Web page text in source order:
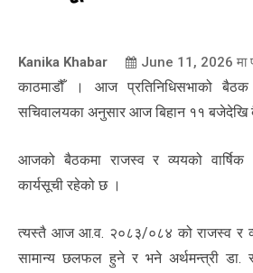
Kanika Khabar June 11, 2026 मा
काठमाडौँ । आज प्रतिनिधिसभाको
सचिवालयका अनुसार आज बिहान ११
आजको बैठकमा राजस्व र व्ययको
कार्यसूची रहेको छ ।
त्यस्तै आज आ.व. २०८३/०८४ को राजस्व र
सामान्य छलफल हुने र भने अर्थमन्त्री डा.